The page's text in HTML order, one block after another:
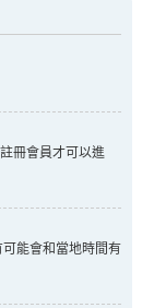
冊會員才可以進
能會和當地時間有